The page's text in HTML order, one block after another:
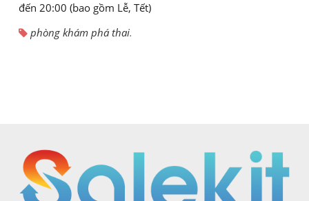
đến 20:00 (bao gồm Lễ, Tết)
phòng khám phá thai.